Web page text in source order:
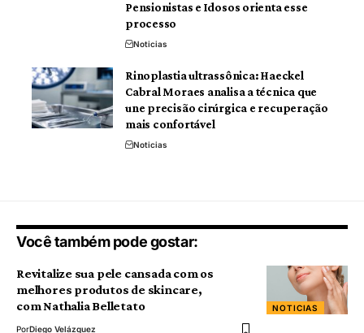
Pensionistas e Idosos orienta esse
processo
Noticias
Rinoplastia ultrassônica: Haeckel
Cabral Moraes analisa a técnica que
une precisão cirúrgica e recuperação
mais confortável
Noticias
Você também pode gostar:
NOTICIAS
Revitalize sua pele cansada com os
melhores produtos de skincare,
com Nathalia Belletato
PorDiego Velázquez